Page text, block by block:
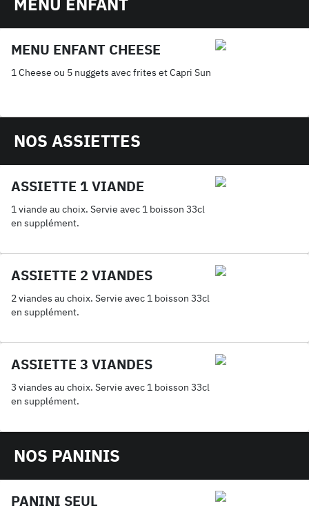
MENU ENFANT CHEESE
1 Cheese ou 5 nuggets avec frites et Capri Sun
NOS ASSIETTES
ASSIETTE 1 VIANDE
1 viande au choix. Servie avec 1 boisson 33cl
en supplément.
ASSIETTE 2 VIANDES
2 viandes au choix. Servie avec 1 boisson 33cl
en supplément.
ASSIETTE 3 VIANDES
3 viandes au choix. Servie avec 1 boisson 33cl
en supplément.
NOS PANINIS
PANINI SEUL